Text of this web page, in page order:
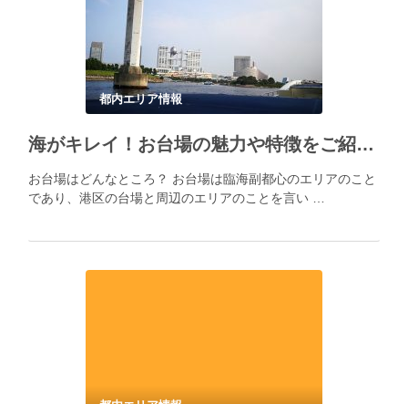
都内エリア情報
海がキレイ！お台場の魅力や特徴をご紹介！
お台場はどんなところ？ お台場は臨海副都心のエリアのこと
であり、港区の台場と周辺のエリアのことを言い …